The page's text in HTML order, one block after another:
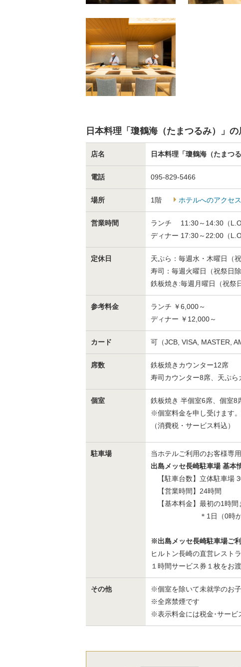
日本料理「瓊鶴海（たまつるみ）」の
店名 日本料理「瓊鶴海（たまつる
電話 095-829-5466
場所 1階 ホテルへのアクセス
営業時間
ランチ 11:30～14:30（
ディナー 17:30～22:00（
定休日
天ぷら：毎週水・木曜日（
寿司：毎週火曜日（祝祭日除
鉄板焼き:毎週月曜日（祝祭
参考料金
ランチ ￥6,000～
ディナー ￥12,000～
カード 可（JCB, VISA, MASTER,
席数
鉄板焼きカウンター12席
寿司カウンター8席、天ぷ
個室
鉄板焼き 半個室6席、個室8
※個室料金を申し受けます
（消費税・サービス料込）
駐車場
当ホテルご利用のお客様専
出島メッセ長崎駐車場 基本
【駐車台数】立体駐車場
【営業時間】24時間
【基本料金】最初の1時間
＊1日（0時から24時
※出島メッセ長崎駐車場ご
ヒルトン長崎の直営レスト
１時間サービス券１枚をお
その他
※個室を除いて未就学のお
※全席禁煙です
※表示料金には税金･サービ